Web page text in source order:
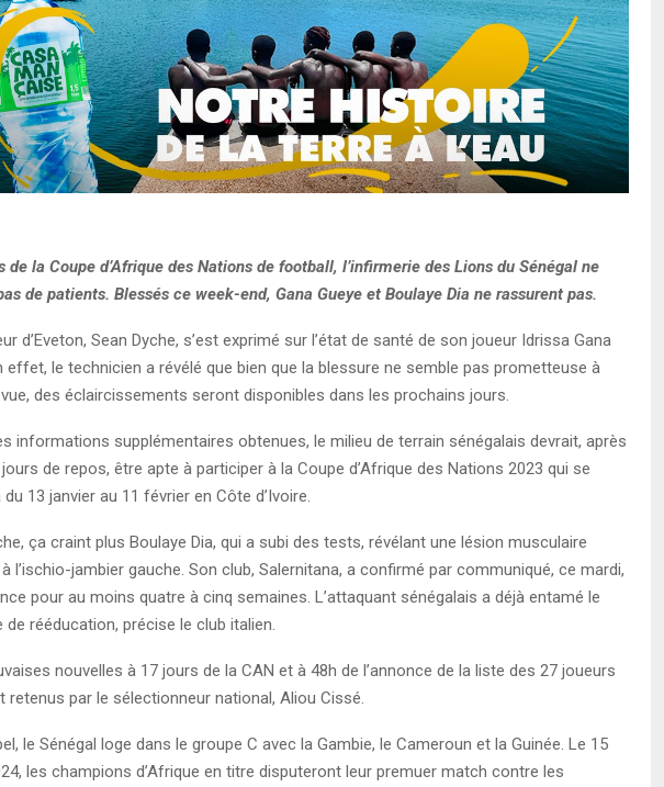
de la Coupe d’Afrique des Nations de football, l’infirmerie des Lions du Sénégal ne
de patients. Blessés ce week-end, Gana Gueye et Boulaye Dia ne rassurent pas.
d’Eveton, Sean Dyche, s’est exprimé sur l’état de santé de son joueur Idrissa Gana
effet, le technicien a révélé que bien que la blessure ne semble pas prometteuse à
des éclaircissements seront disponibles dans les prochains jours.
informations supplémentaires obtenues, le milieu de terrain sénégalais devrait, après
de repos, être apte à participer à la Coupe d’Afrique des Nations 2023 qui se
13 janvier au 11 février en Côte d’Ivoire.
ça craint plus Boulaye Dia, qui a subi des tests, révélant une lésion musculaire
l’ischio-jambier gauche. Son club, Salernitana, a confirmé par communiqué, ce mardi,
pour au moins quatre à cinq semaines. L’attaquant sénégalais a déjà entamé le
rééducation, précise le club italien.
nouvelles à 17 jours de la CAN et à 48h de l’annonce de la liste des 27 joueurs
retenus par le sélectionneur national, Aliou Cissé.
le Sénégal loge dans le groupe C avec la Gambie, le Cameroun et la Guinée. Le 15
les champions d’Afrique en titre disputeront leur premuer match contre les